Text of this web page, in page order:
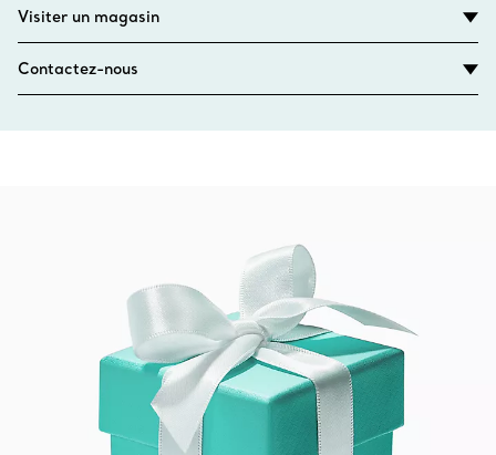
Visiter un magasin
Contactez-nous